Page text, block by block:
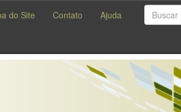
do Site Contato Ajuda